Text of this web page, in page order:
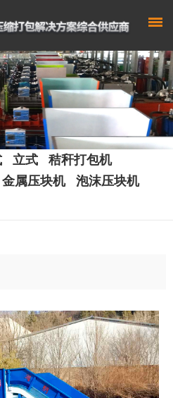
立式
秸秆打包机
金属压块机
泡沫压块机